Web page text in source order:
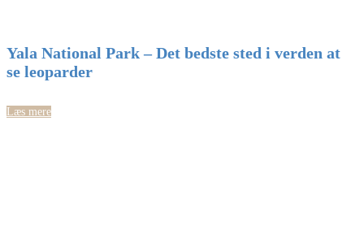
Yala National Park – Det bedste sted i verden at
se leoparder
Læs mere